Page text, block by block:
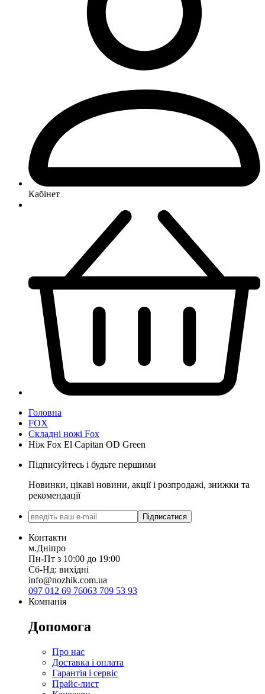
Кабінет
Головна
FOX
Складні ножі Fox
Ніж Fox El Capitan OD Green
Підписуйтесь і будьте першими
Новинки, цікаві новини, акції і розпродажі, знижки та
рекомендації
Підписатися
Контакти
м.Дніпро
Пн-Пт з 10:00 до 19:00
Сб-Нд: вихідні
info@nozhik.com.ua
097 012 69 76063 709 53 93
Компанія
Допомога
Про нас
Доставка і оплата
Гарантія і сервіс
Прайс-лист